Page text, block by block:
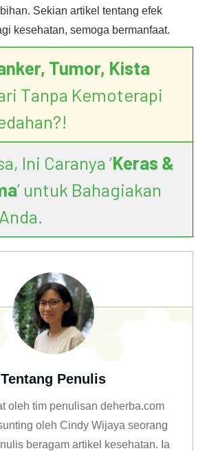
Sekian artikel tentang efek
kesehatan, semoga bermanfaat.
Tumor, Kista
Tanpa Kemoterapi
Ini Caranya ‘Keras &
’ untuk Bahagiakan
Tentang Penulis
oleh tim penulisan deherba.com
oleh Cindy Wijaya seorang
beragam artikel kesehatan. Ia